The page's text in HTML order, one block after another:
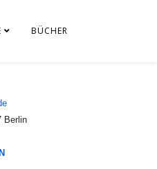
BÜCHER
Berlin